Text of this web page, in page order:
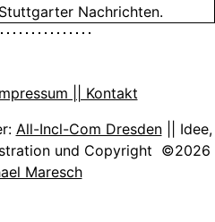
|| Kontakt
All-Incl-Com Dresden|| Idee,
und Copyright ©2026
Maresch